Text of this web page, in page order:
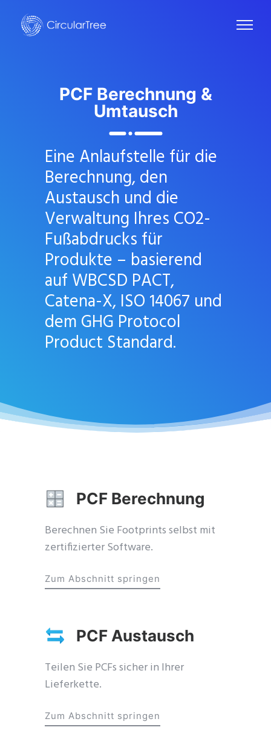
PCF Berechnung &
Umtausch
Eine Anlaufstelle für die
Berechnung, den
Austausch und die
Verwaltung Ihres CO2-
Fußabdrucks für
Produkte – basierend
auf WBCSD PACT,
Catena-X, ISO 14067 und
dem GHG Protocol
Product Standard.
PCF Berechnung
Berechnen Sie Footprints selbst mit
zertifizierter Software.
Zum Abschnitt springen
PCF Austausch
Teilen Sie PCFs sicher in Ihrer
Lieferkette.
Zum Abschnitt springen